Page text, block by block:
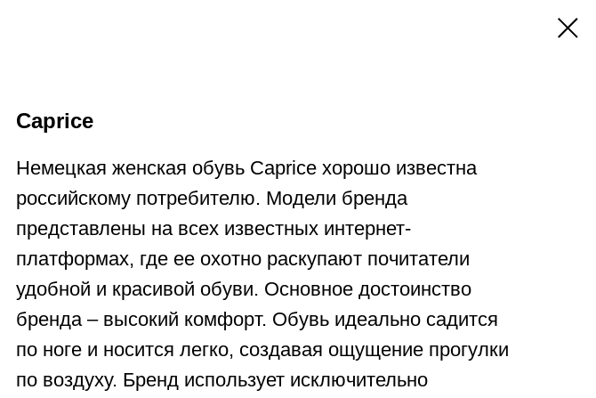
Caprice
Немецкая женская обувь Caprice хорошо известна
российскому потребителю. Модели бренда
представлены на всех известных интернет-
платформах, где ее охотно раскупают почитатели
удобной и красивой обуви. Основное достоинство
бренда – высокий комфорт. Обувь идеально садится
по ноге и носится легко, создавая ощущение прогулки
по воздуху. Бренд использует исключительно